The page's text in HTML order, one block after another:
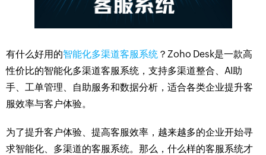
有什么好用的智能化多渠道客服系统 ？Zoho Desk是一款高
性价比的智能化多渠道客服系统，支持多渠道整合、AI助
手、工单管理、自助服务和数据分析，适合各类企业提升客
服效率与客户体验。
为了提升客户体验、提高客服效率，越来越多的企业开始寻
求智能化、多渠道的客服系统。那么，什么样的客服系统才